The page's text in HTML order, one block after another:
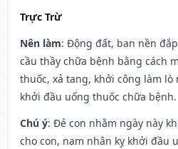
Trực Trừ
Nên làm: Động đất, ban nền
cầu thầy chữa bệnh bằng cách
thuốc, xả tang, khởi công làm
khởi đầu uống thuốc chữa bệnh.
Chú ý: Đẻ con nhằm ngày này
cho con, nam nhân kỵ khởi đầu